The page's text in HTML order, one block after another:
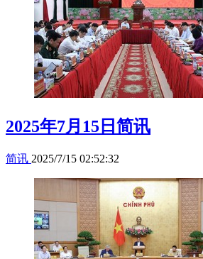
2025年7月15日简讯
简讯 2025/7/15 02:52:32